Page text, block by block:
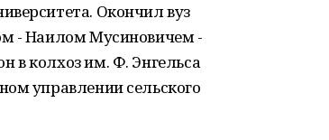
Окончил вуз
- Наилом Мусиновичем -
в колхоз им. Ф. Энгельса
управлении сельского